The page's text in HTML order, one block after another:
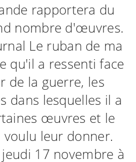
rapportera du
nombre d'œuvres.
Le ruban de ma
qu'il a ressenti face
de la guerre, les
dans lesquelles il a
œuvres et le
voulu leur donner.
17 novembre à